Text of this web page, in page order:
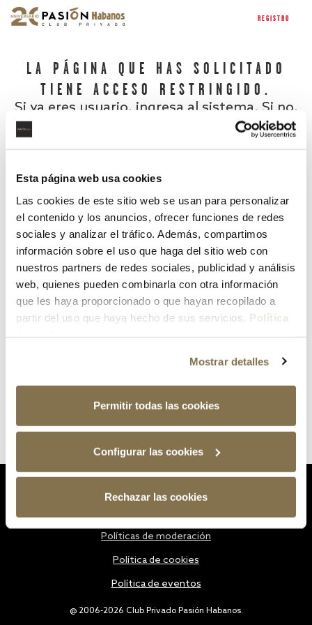
Esta página web usa cookies
Las cookies de este sitio web se usan para personalizar
el contenido y los anuncios, ofrecer funciones de redes
sociales y analizar el tráfico. Además, compartimos
información sobre el uso que haga del sitio web con
nuestros partners de redes sociales, publicidad y análisis
web, quienes pueden combinarla con otra información
que les haya proporcionado o que hayan recopilado a
partir del uso que haya hecho de sus servicios. Política
Mostrar detalles
Permitir todas las cookies
Configurar las cookies
Rechazar las cookies
REGISTRO
LA PÁGINA QUE HAS SOLICITADO
TIENE ACCESO RESTRINGIDO.
Si ya eres usuario, ingresa al sistema. Si no,
¿Has olvidado tu contraseña?
@ 2006-2026 Club Privado Pasión Habanos.
Políticas de moderación
Política de cookies
Política de eventos